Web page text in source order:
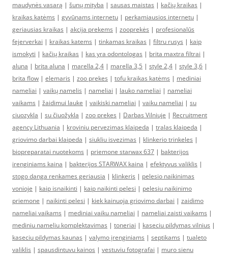
maudynės vasarą | šunų mityba | sausas maistas | kačių kraikas |
kraikas katėms | gyvūnams internetu | perkamiausios internetu |
geriausias kraikas | akcija prekems | zooprekės | profesionalūs
fejerverkai | kraikas katems | tinkamas kraikas | filtru rusys | kaip
ismokyti | kačių kraikas | kas yra odontologas | brita maxtra filtrai |
aluna | brita aluna | marella 2,4 | marella 3,5 | style 2,4 | style 3,6 |
brita flow | elemaris | zoo prekes | tofu kraikas katėms | mediniai
nameliai | vaikų namelis | nameliai | lauko nameliai | nameliai
vaikams | žaidimui lauke | vaikiski nameliai | vaiku nameliai | su
ciuozykla | su čiuožykla | zoo prekes | Darbas Vilniuje | Recruitment
agency Lithuania | kroviniu pervezimas klaipeda | tralas klaipeda |
griovimo darbai klaipeda | siukliu isvezimas | klinkerio trinkeles |
biopreparatai nuotekoms | priemone starwax 637 | bakterijos
irenginiams kaina | bakterijos STARWAX kaina | efektyvus valiklis |
stogo danga renkames geriausia | klinkeris | pelesio naikinimas
vonioje | kaip isnaikinti | kaip naikinti pelesi | pelesiu naikinimo
priemone | naikinti pelesi | kiek kainuoja griovimo darbai | zaidimo
nameliai vaikams | mediniai vaiku nameliai | nameliai zaisti vaikams |
mediniu nameliu komplektavimas | toneriai | kaseciu pildymas vilnius |
kaseciu pildymas kaunas | valymo įrenginiams | septikams | tualeto
valiklis | spausdintuvu kainos | vestuviu fotografai | muro sienu